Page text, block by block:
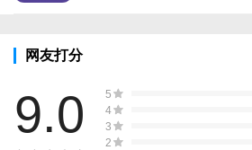
网友打分
9.0
5
4
3
2